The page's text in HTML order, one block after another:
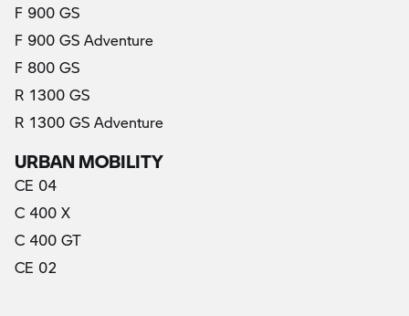
F 900 GS
F 900 GS Adventure
F 800 GS
R 1300 GS
R 1300 GS Adventure
URBAN MOBILITY
CE 04
C 400 X
C 400 GT
CE 02